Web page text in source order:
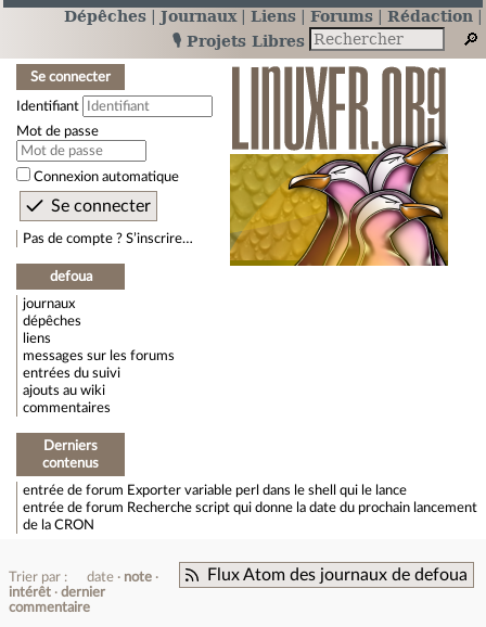
Dépêches Journaux Liens Forums
Rédaction
🎙️ Projets Libres
Se connecter
Identifiant
Mot de passe
Connexion automatique
Pas de compte ? S’inscrire…
defoua
journaux
dépêches
liens
messages sur les forums
entrées du suivi
ajouts au wiki
commentaires
Derniers
contenus
entrée de forum Exporter variable perl dans le shell qui le lance
entrée de forum Recherche script qui donne la date du prochain lancement
de la CRON
Flux Atom des journaux de defoua
Trier par : date
note
intérêt
dernier
commentaire